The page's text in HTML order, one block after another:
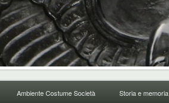
Ambiente Costume Società Storia e memoria